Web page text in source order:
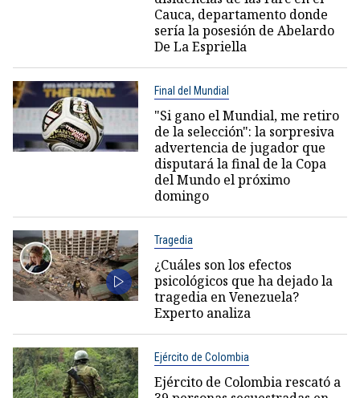
Cauca, departamento donde
sería la posesión de Abelardo
De La Espriella
Final del Mundial
"Si gano el Mundial, me retiro
de la selección": la sorpresiva
advertencia de jugador que
disputará la final de la Copa
del Mundo el próximo
domingo
Tragedia
¿Cuáles son los efectos
psicológicos que ha dejado la
tragedia en Venezuela?
Experto analiza
Ejército de Colombia
Ejército de Colombia rescató a